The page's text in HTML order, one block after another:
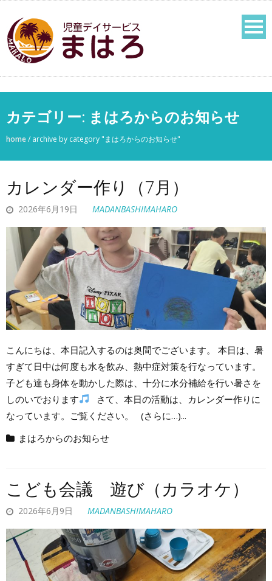
カテゴリー: まはろからのお知らせ
home/ archive by category "まはろからのお知らせ"
カレンダー作り（7月）
2026年6月19日 MADANBASHIMAHARO
こんにちは、本日記入するのは奥間でございます。 本日は、暑
すぎて日中は何度も水を飲み、熱中症対策を行なっています。
子ども達も身体を動かした際は、十分に水分補給を行い暑さを
しのいでおります
さて、本日の活動は、カレンダー作りに
なっています。ご覧ください。 (さらに…)...
まはろからのお知らせ
こども会議 遊び（カラオケ）
2026年6月9日 MADANBASHIMAHARO